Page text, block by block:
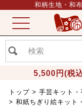
和柄生地・和
5,500円(税
ME
NU
トップ 手芸キット・
和紙ちぎり絵キット